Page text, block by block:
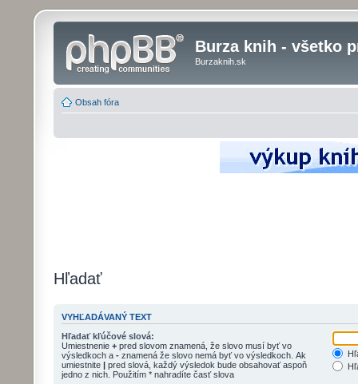
Burza knih - všetko
Burzaknih.sk
Obsah fóra
Hľadať
VYHĽADÁVANÝ TEXT
Hľadať kľúčové slová:
Umiestnenie + pred slovom znamená, že slovo musí byť vo
výsledkoch a - znamená že slovo nemá byť vo výsledkoch. Ak
umiestnite | pred slová, každý výsledok bude obsahovať aspoň
jedno z nich. Použitím * nahradíte časť slova